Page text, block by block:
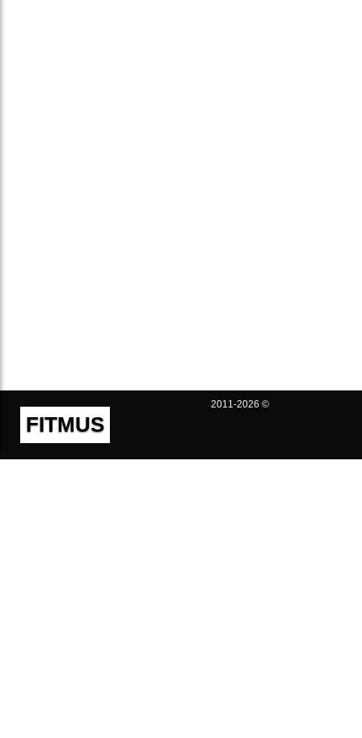
FITMUS
2011-2026 ©